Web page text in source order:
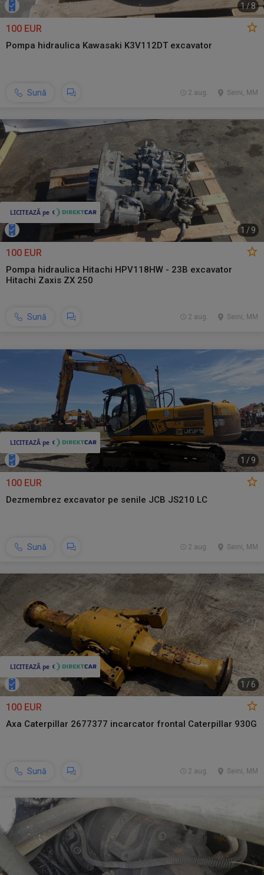
1 /8
100 EUR
Pompa hidraulica Kawasaki K3V112DT excavator
Sună Seini, MM
2 aug.
1 / 9
100 EUR
Pompa hidraulica Hitachi HPV118HW - 23B excavator
Hitachi Zaxis ZX 250
Sună Seini, MM
2 aug.
1 / 9
100 EUR
Dezmembrez excavator pe senile JCB JS210 LC
Sună Seini, MM
2 aug.
1 /6
100 EUR
Axa Caterpillar 2677377 incarcator frontal Caterpillar 930G
Sună Seini, MM
2 aug.